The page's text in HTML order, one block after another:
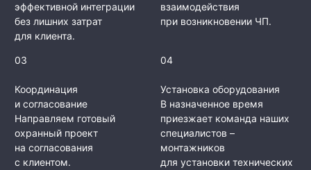
эффективной интеграции
без лишних затрат
для клиента.
взаимодействия
при возникновении ЧП.
03
Координация
и согласование
Направляем готовый
охранный проект
на согласования
с клиентом.
04
Установка оборудования
В назначенное время
приезжает команда наших
специалистов –
монтажников
для установки технических